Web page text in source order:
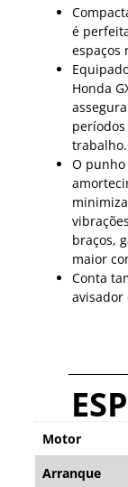
é
espaços
Honda
trabalho.
O punho
braços,
maior
Conta
avisador
Motor
Arranque